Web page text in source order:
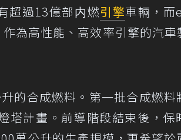
超過13億部内燃引擎車輛，而
為高性能、高效率引擎的汽車
的合成燃料。第一批合成燃料
塔計畫。前導階段結束後，保